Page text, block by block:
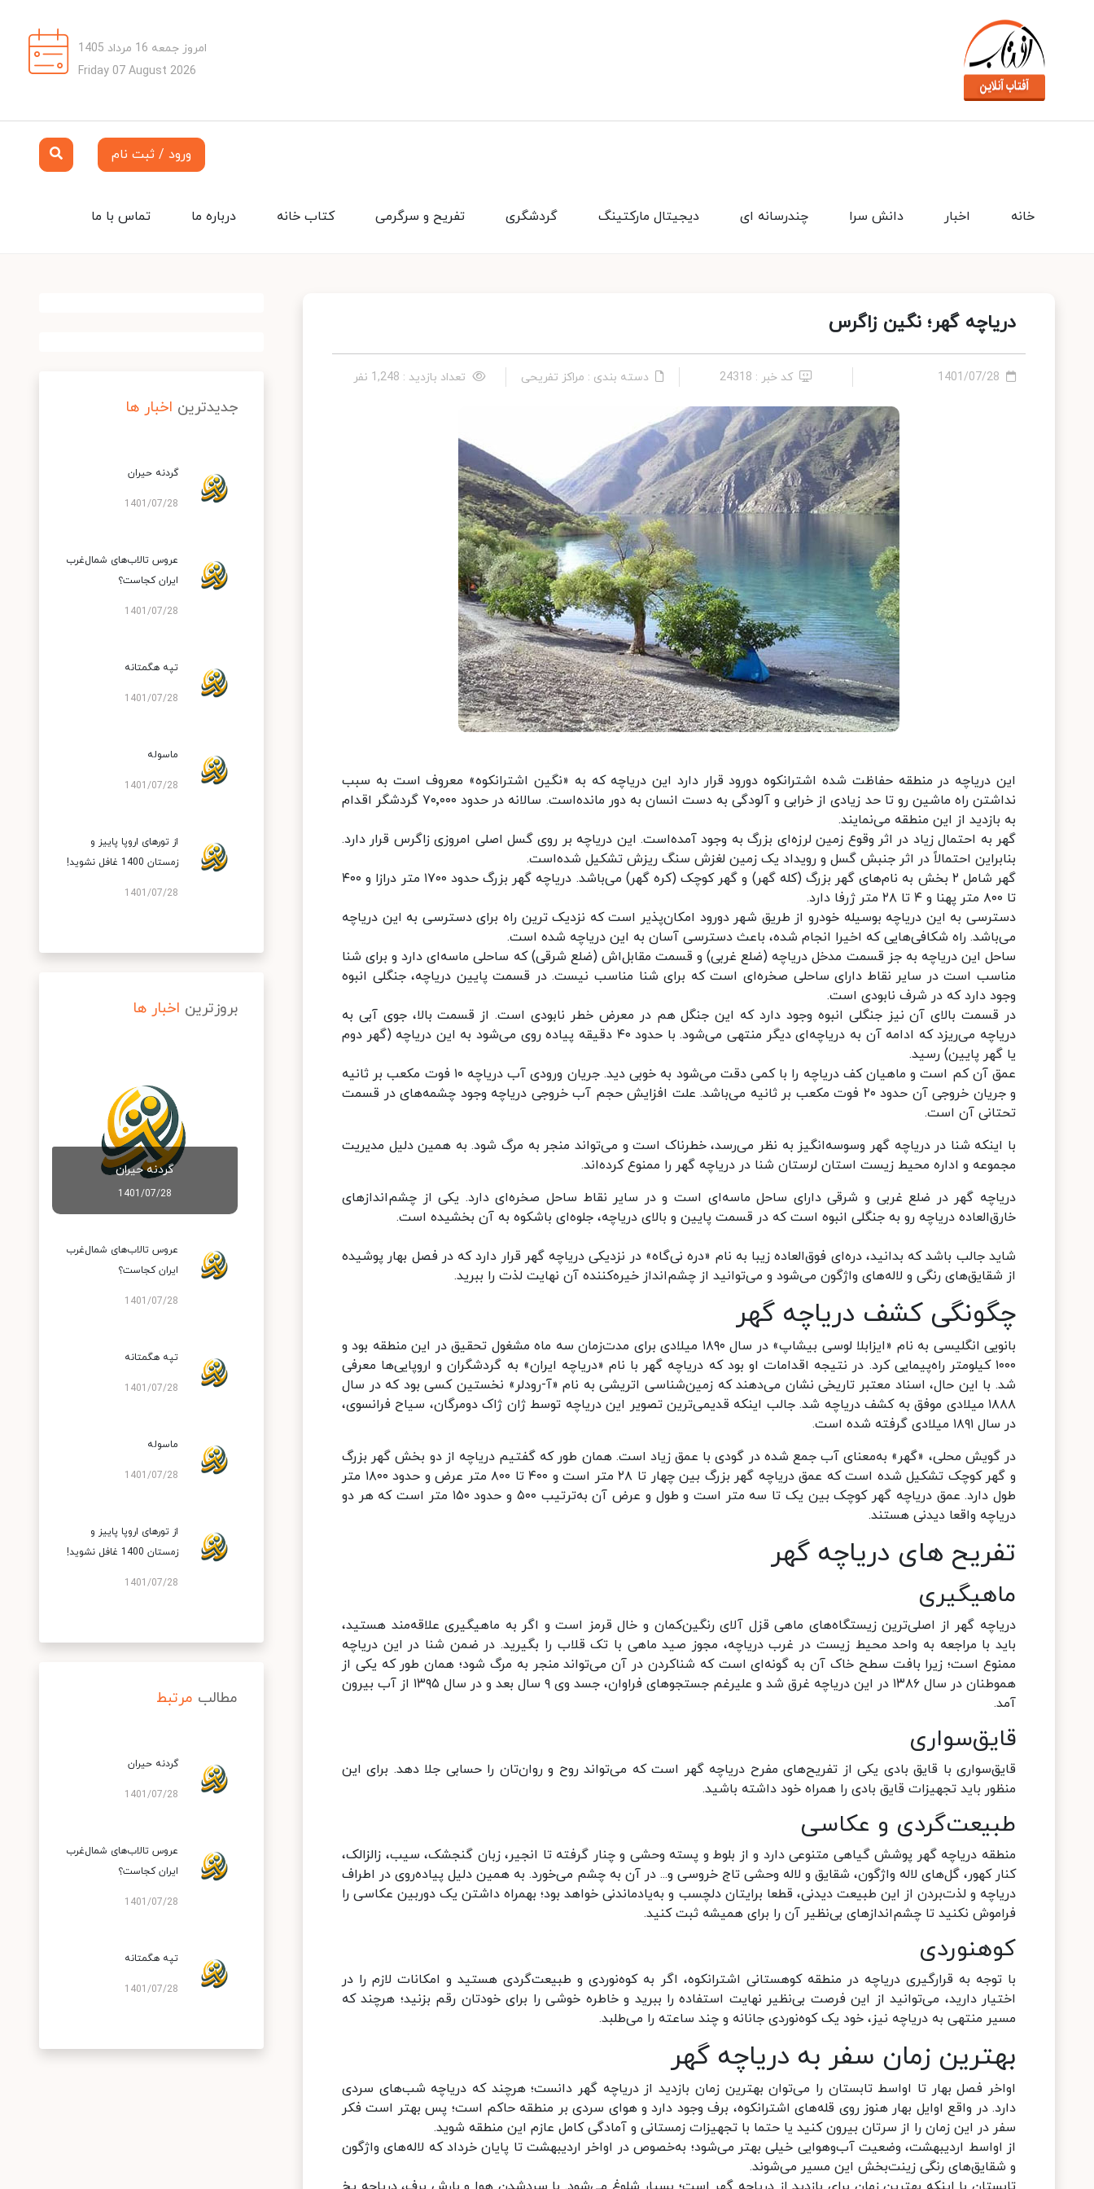
امروز جمعه 16 مرداد 1405
Friday 07 August 2026
ورود / ثبت نام
تماس با ما درباره ما کتاب خانه تفریح و سرگرمی گردشگری دیجیتال مارکتینگ چندرسانه ای دانش سرا اخبار خانه
دریاچه گهر؛ نگین زاگرس
1401/07/28 کد خبر : 24318 دسته بندی : مراکز تفریحی تعداد بازدید : 1,248 نفر
این دریاچه در منطقه حفاظت شده اشترانکوه دورود قرار دارد این دریاچه که به «نگین اشترانکوه» معروف است به سبب
نداشتن راه ماشین رو تا حد زیادی از خرابی و آلودگی به دست انسان به دور مانده‌است. سالانه در حدود ۷۰٬۰۰۰ گردشگر اقدام
به بازدید از این منطقه می‌نمایند.
گهر به احتمال زیاد در اثر وقوع زمین لرزه‌ای بزرگ به وجود آمده‌است. این دریاچه بر روی گسل اصلی امروزی زاگرس قرار دارد.
بنابراین احتمالاً در اثر جنبش گسل و رویداد یک زمین لغزش سنگ ریزش تشکیل شده‌است.
گهر شامل ۲ بخش به نام‌های گهر بزرگ (کله گهر) و گهر کوچک (کره گهر) می‌باشد. دریاچه گهر بزرگ حدود ۱۷۰۰ متر درازا و ۴۰۰
تا ۸۰۰ متر پهنا و ۴ تا ۲۸ متر ژرفا دارد.
دسترسی به این دریاچه بوسیله خودرو از طریق شهر دورود امکان‌پذیر است که نزدیک ترین راه برای دسترسی به این دریاچه
می‌باشد. راه شکافی‌هایی که اخیرا انجام شده، باعث دسترسی آسان به این دریاچه شده است.
ساحل این دریاچه به جز قسمت مدخل دریاچه (ضلع غربی) و قسمت مقابل‌اش (ضلع شرقی) که ساحلی ماسه‌ای دارد و برای شنا
مناسب است در سایر نقاط دارای ساحلی صخره‌ای است که برای شنا مناسب نیست. در قسمت پایین دریاچه، جنگلی انبوه
وجود دارد که در شرف نابودی است.
در قسمت بالای آن نیز جنگلی انبوه وجود دارد که این جنگل هم در معرض خطر نابودی است. از قسمت بالا، جوی آبی به
دریاچه می‌ریزد که ادامه آن به دریاچه‌ای دیگر منتهی می‌شود. با حدود ۴۰ دقیقه پیاده روی می‌شود به این دریاچه (گهر دوم
یا گهر پایین) رسید.
عمق آن کم است و ماهیان کف دریاچه را با کمی دقت می‌شود به خوبی دید. جریان ورودی آب دریاچه ۱۰ فوت مکعب بر ثانیه
و جریان خروجی آن حدود ۲۰ فوت مکعب بر ثانیه می‌باشد. علت افزایش حجم آب خروجی دریاچه وجود چشمه‌های در قسمت
تحتانی آن است.
با اینکه شنا در دریاچه گهر وسوسه‌انگیز به نظر می‌رسد، خطرناک است و می‌تواند منجر به مرگ شود. به همین دلیل مدیریت
مجموعه و اداره محیط زیست استان لرستان شنا در دریاچه گهر را ممنوع کرده‌اند.
دریاچه گهر در ضلع غربی و شرقی دارای ساحل ماسه‌ای است و در سایر نقاط ساحل صخره‌ای دارد. یکی از چشم‌اندازهای
خارق‌العاده دریاچه رو به جنگلی انبوه است که در قسمت پایین و بالای دریاچه، جلوه‌ای باشکوه به آن بخشیده‌ است.
شاید جالب باشد که بدانید، دره‌ای فوق‌العاده زیبا به نام «دره نی‌گاه» در نزدیکی دریاچه گهر قرار دارد که در فصل بهار پوشیده
از شقایق‌های رنگی و لاله‌های واژگون می‌شود و می‌توانید از چشم‌انداز خیره‌کننده‌ آن نهایت لذت را ببرید.
چگونگی کشف دریاچه گهر
بانویی انگلیسی به نام «ایزابلا لوسی بیشاپ» در سال ۱۸۹۰ میلادی برای مدت‌زمان سه ماه مشغول تحقیق در این منطقه بود و
۱۰۰۰ کیلومتر راه‌پیمایی کرد. در نتیجه اقدامات او بود که دریاچه گهر با نام «دریاچه ایران» به گردشگران و اروپایی‌ها معرفی
شد. با این حال، اسناد معتبر تاریخی نشان می‌دهند که زمین‌شناسی اتریشی به نام «آ-رودلر» نخستین کسی بود که در سال
۱۸۸۸ میلادی موفق به کشف دریاچه شد. جالب اینکه قدیمی‌ترین تصویر این دریاچه توسط ژان ژاک دومرگان، سیاح فرانسوی،
در سال ۱۸۹۱ میلادی گرفته شده ‌است.
در گویش محلی، «گهر» به‌معنای آب جمع شده در گودی با عمق زیاد است. همان طور که گفتیم دریاچه از دو بخش گهر بزرگ
و گهر کوچک تشکیل شده است که عمق دریاچه گهر بزرگ بین چهار تا ۲۸ متر است و ۴۰۰ تا ۸۰۰ متر عرض و حدود ۱۸۰۰ متر
طول دارد. عمق دریاچه گهر کوچک بین یک تا سه متر است و طول و عرض آن به‌ترتیب ۵۰۰ و حدود ۱۵۰ متر است که هر دو
دریاچه واقعا دیدنی هستند.
تفریح های دریاچه گهر
ماهیگیری
دریاچه گهر از اصلی‌ترین زیستگاه‌های ماهی قزل آلای رنگین‌کمان و خال قرمز است و اگر به ماهیگیری علاقه‌مند هستید،
باید با مراجعه به واحد محیط زیست در غرب دریاچه، مجوز صید ماهی با تک قلاب را بگیرید. در ضمن شنا در این دریاچه
ممنوع است؛ زیرا بافت سطح خاک آن به گونه‌ای است که شناکردن در آن می‌تواند منجر به مرگ شود؛ همان طور که یکی از
هموطنان در سال ۱۳۸۶ در این دریاچه غرق شد و علیرغم جستجوهای فراوان، جسد وی ۹ سال بعد و در سال ۱۳۹۵ از آب بیرون
آمد.
قایق‌سواری
قایق‌سواری با قایق بادی یکی از تفریح‌های مفرح دریاچه گهر است که می‌تواند روح و روان‌تان را حسابی جلا دهد. برای این
منظور باید تجهیزات قایق‌ بادی را همراه خود داشته باشید.
طبیعت‌گردی و عکاسی
منطقه دریاچه گهر پوشش گیاهی متنوعی دارد و از بلوط و پسته وحشی و چنار گرفته تا انجیر، زبان گنجشک، سیب، زالزالک،
کنار کهور، گل‌های لاله واژگون، شقایق و لاله وحشی تاج خروسی و... در آن به چشم می‌خورد. به همین دلیل پیاده‌روی در اطراف
دریاچه و لذت‌بردن از این طبیعت دیدنی، قطعا برایتان دلچسب و به‌یادماندنی خواهد بود؛ بهمراه داشتن یک دوربین عکاسی را
فراموش نکنید تا چشم‌اندازهای بی‌نظیر آن را برای همیشه ثبت کنید.
کوهنوردی
با توجه به قرارگیری دریاچه در منطقه کوهستانی اشترانکوه، اگر به کوه‌نوردی و طبیعت‌گردی هستید و امکانات لازم را در
اختیار دارید، می‌توانید از این فرصت بی‌نظیر نهایت استفاده را ببرید و خاطره خوشی را برای خودتان رقم بزنید؛ هرچند که
مسیر منتهی به دریاچه نیز، خود یک کوه‌نوردی جانانه و چند ساعته را می‌طلبد.
بهترین زمان سفر به دریاچه گهر
اواخر فصل بهار تا اواسط تابستان را می‌توان بهترین زمان بازدید از دریاچه گهر دانست؛ هرچند که دریاچه‌ شب‌های سردی
دارد. در واقع اوایل بهار هنوز روی قله‌های اشترانکوه، برف وجود دارد و هوای سردی بر منطقه حاکم است؛ پس بهتر است فکر
سفر در این زمان را از سرتان بیرون کنید یا حتما با تجهیزات زمستانی و آمادگی کامل عازم این منطقه شوید.
از اواسط اردیبهشت، وضعیت آب‌وهوایی خیلی بهتر می‌شود؛ به‌خصوص در اواخر اردیبهشت تا پایان خرداد که لاله‌های واژگون
و شقایق‌های رنگی زینت‌بخش این مسیر می‌شوند.
جدیدترین اخبار ها
گردنه حیران
1401/07/28
عروس تالاب‌های شمال‌غرب
ایران کجاست؟
1401/07/28
تپه هگمتانه
1401/07/28
ماسوله
1401/07/28
از تورهای اروپا پاییز و
زمستان 1400 غافل نشوید!
1401/07/28
بروزترین اخبار ها
گردنه حیران
1401/07/28
عروس تالاب‌های شمال‌غرب
ایران کجاست؟
1401/07/28
تپه هگمتانه
1401/07/28
ماسوله
1401/07/28
از تورهای اروپا پاییز و
زمستان 1400 غافل نشوید!
1401/07/28
مطالب مرتبط
گردنه حیران
1401/07/28
عروس تالاب‌های شمال‌غرب
ایران کجاست؟
1401/07/28
تپه هگمتانه
1401/07/28